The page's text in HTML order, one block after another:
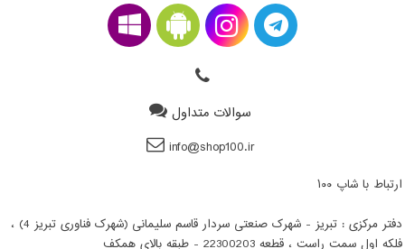
سوالات متداول
info@shop100.ir
ارتباط با شاپ ۱۰۰
دفتر مرکزی : تبریز - شهرک صنعتی سردار قاسم سلیمانی (شهرک فناوری تبریز 4) ،
فلکه اول سمت راست ، قطعه 22300203 - طبقه بالای همکف